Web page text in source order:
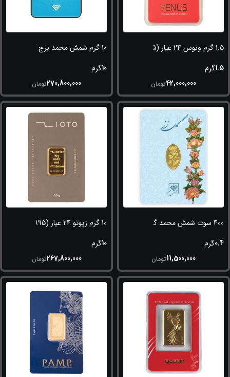
1.5 گرم ونوس 24 عیار (995)
1.5گرم
42,000,000تومان
10 گرم شمش محمد برج آزادی(شهیاد) 24 عیار (995)
10گرم
270,800,000تومان
400 سوت شمش محمد گل رز 24 عیار (995)
0.4گرم
11,500,000تومان
10 گرم زیوتو 24 عیار (995)
10گرم
267,800,000تومان